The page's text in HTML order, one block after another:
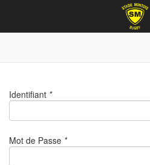
Identifiant *
Mot de Passe *